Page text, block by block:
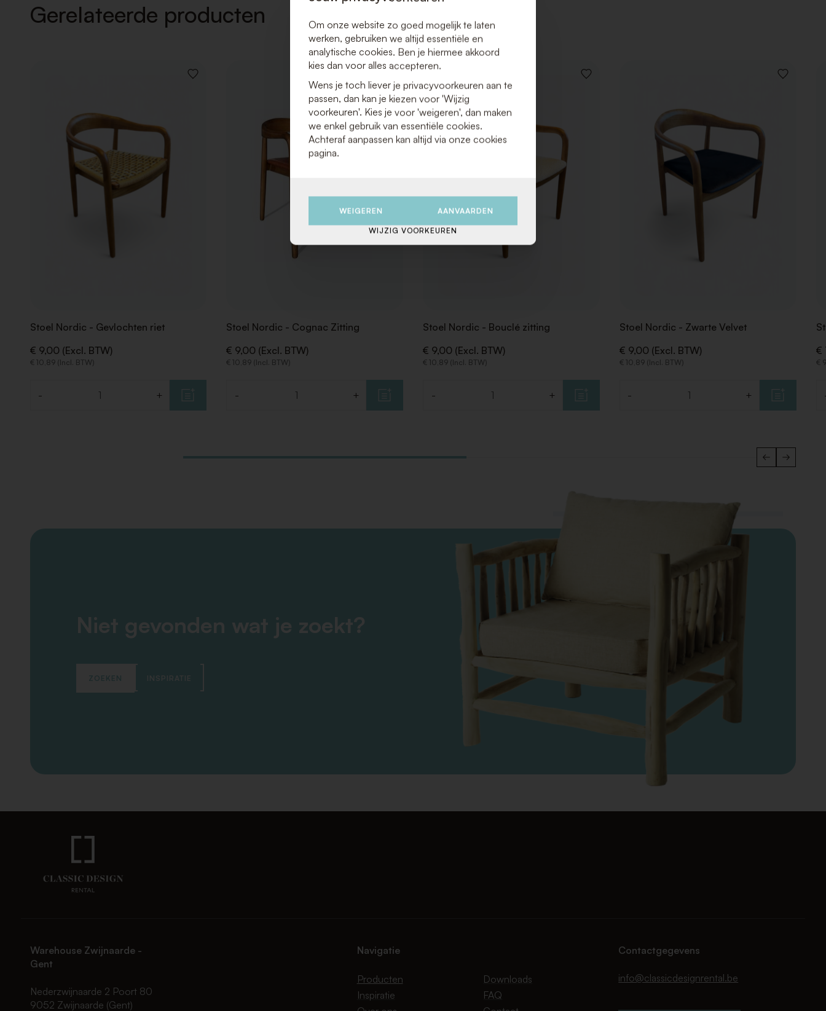
Gerelateerde producten
VOEG
Stoel Nordic - Gevlochten riet
€ 9,00 (Excl. BTW)
€ 10,89 (Incl. BTW)
- +
TOE
AAN
VERLANGLIJST
Stoel Nordic - Cognac Zitting
€ 9,00 (Excl. BTW)
€ 10,89 (Incl. BTW)
- +
VOEG
Stoel Nordic - Bouclé zitting
€ 9,00 (Excl. BTW)
€ 10,89 (Incl. BTW)
- +
VOEG
Stoel Nordic - Zwarte Velvet
€ 9,00 (Excl. BTW)
€ 10,89 (Incl. BTW)
- +
€
€
Niet gevonden wat je zoekt?
ZOEKEN INSPIRATIE
Warehouse Zwijnaarde -
Gent
Nederzwijnaarde 2 Poort 80
9052 Zwijnaarde (Gent)
Navigatie
Producten
Inspiratie
Downloads
FAQ
Contactgegevens
info@classicdesignrental.be
Om onze website zo goed mogelijk te laten
werken, gebruiken we altijd essentiële en
analytische cookies. Ben je hiermee akkoord
kies dan voor alles accepteren.
Wens je toch liever je privacyvoorkeuren aan te
passen, dan kan je kiezen voor 'Wijzig
voorkeuren'. Kies je voor 'weigeren', dan maken
we enkel gebruik van essentiële cookies.
Achteraf aanpassen kan altijd via onze cookies
pagina.
WEIGEREN AANVAARDEN
WIJZIG VOORKEUREN